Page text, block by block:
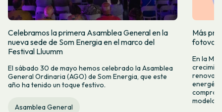
Celebramos la primera Asamblea General en la
nueva sede de Som Energia en el marco del
Festival Lluumm
El sábado 30 de mayo hemos celebrado la Asamblea
General Ordinaria (AGO) de Som Energia, que este
año ha tenido un toque festivo.
Asamblea General
Más
En la
modelo